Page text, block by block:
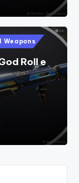
Weapons
Roll e